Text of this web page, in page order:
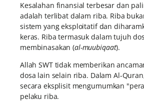
Kesalahan finansial terbesar dan
adalah terlibat dalam riba. Riba
sistem yang eksploitatif dan
keras. Riba termasuk dalam tujuh
membinasakan (al-muubiqaat).
Allah SWT tidak memberikan
dosa lain selain riba. Dalam Al-
secara eksplisit mengumumkan
pelaku riba.